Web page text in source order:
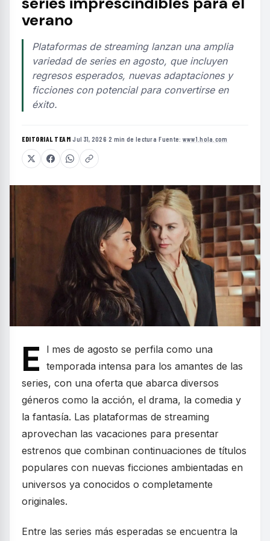
verano
Plataformas de streaming lanzan una amplia
variedad de series en agosto, que incluyen
regresos esperados, nuevas adaptaciones y
ficciones con potencial para convertirse en
éxito.
EDITORIAL TEAM·Jul 31, 2026·2 min de lectura·Fuente: www1.hola.com
E
l mes de agosto se perfila como una
temporada intensa para los amantes de las
series, con una oferta que abarca diversos
géneros como la acción, el drama, la comedia y
la fantasía. Las plataformas de streaming
aprovechan las vacaciones para presentar
estrenos que combinan continuaciones de títulos
populares con nuevas ficciones ambientadas en
universos ya conocidos o completamente
originales.
Entre las series más esperadas se encuentra la